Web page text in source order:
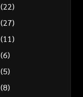
(22)
(27)
(11)
(6)
(5)
(8)